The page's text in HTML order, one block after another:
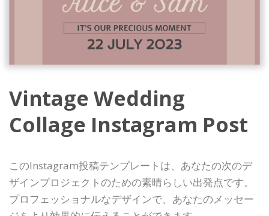
Vintage Wedding
Collage Instagram Post
このInstagram投稿テンプレートは、あなたの次のデ
ザインプロジェクトのための素晴らしい出発点です。
プロフェッショナルなデザインで、あなたのメッセー